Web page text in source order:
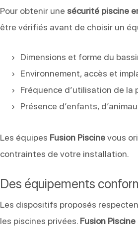
Pour obtenir une sécurité piscine
être vérifiés avant de choisir un
Dimensions et forme du
Environnement, accès et
Fréquence d’utilisation de la
Présence d’enfants,
Les équipes Fusion Piscinevous
contraintes de votre installation.
Des équipements
Les dispositifs proposés
les piscines privées. Fusion Piscine